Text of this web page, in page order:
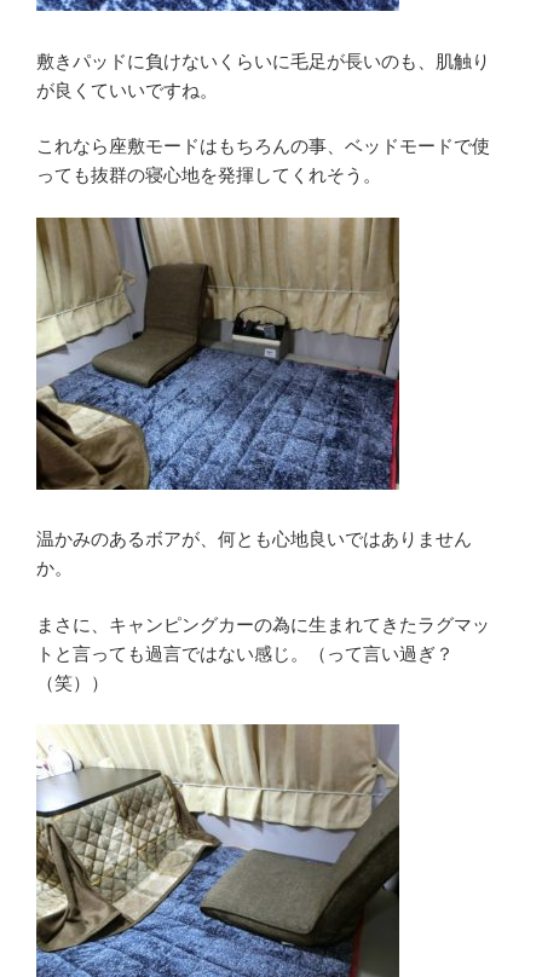
敷きパッドに負けないくらいに毛足が長いのも、肌触り
が良くていいですね。
これなら座敷モードはもちろんの事、ベッドモードで使
っても抜群の寝心地を発揮してくれそう。
温かみのあるボアが、何とも心地良いではありません
か。
まさに、キャンピングカーの為に生まれてきたラグマッ
トと言っても過言ではない感じ。（って言い過ぎ？
（笑））